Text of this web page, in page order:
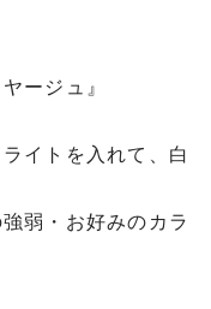
ージュ』
イトを入れて、白
弱・お好みのカラ